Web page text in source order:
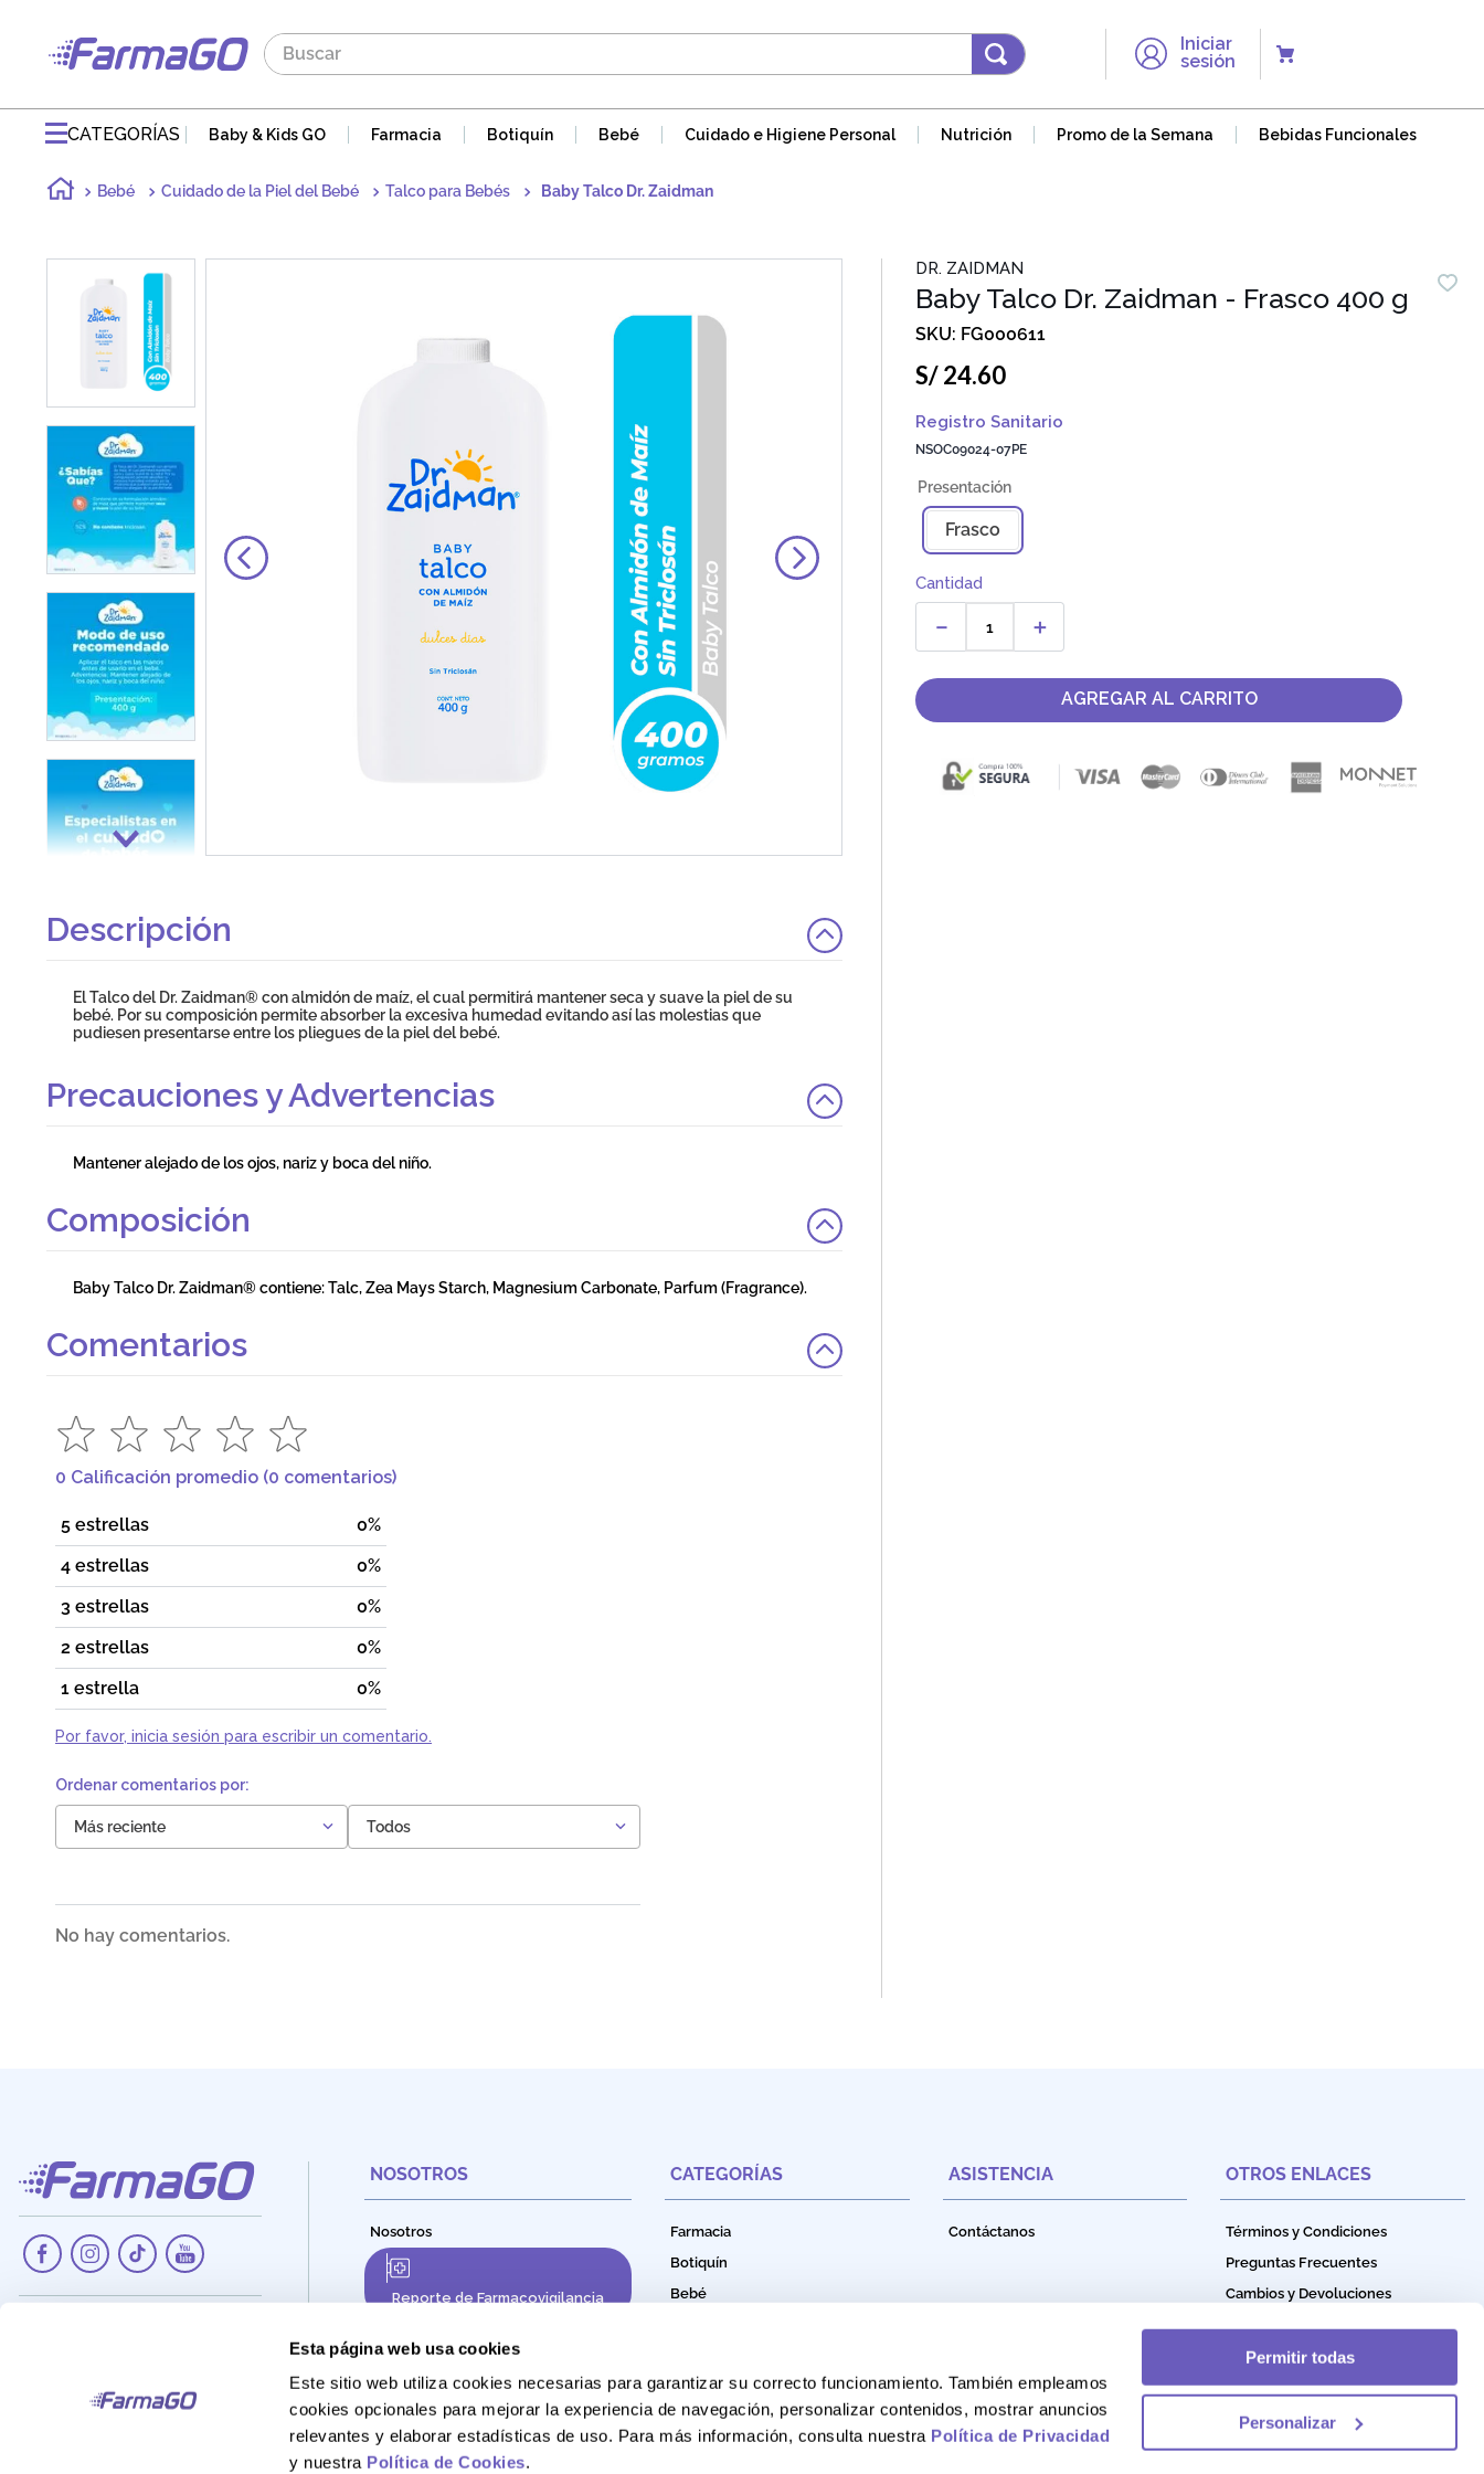
Esta página web usa cookies
Este sitio web utiliza cookies necesarias para garantizar su correcto funcionamiento. También empleamos
cookies opcionales para mejorar la experiencia de navegación, personalizar contenidos, mostrar anuncios
relevantes y elaborar estadísticas de uso. Para más información, consulta nuestra Política de Privacidad
y nuestra Política de Cookies.
Permitir todas
Personalizar
Buscar
Iniciar
sesión
CATEGORÍAS Baby & Kids GO Farmacia Botiquín Bebé Cuidado e Higiene Personal Nutrición Promo de la Semana Bebidas Funcionales
Bebé Cuidado de la Piel del Bebé Talco para Bebés Baby Talco Dr. Zaidman
Descripción
El Talco del Dr. Zaidman® con almidón de maíz, el cual permitirá mantener seca y suave la piel de su
bebé. Por su composición permite absorber la excesiva humedad evitando así las molestias que
pudiesen presentarse entre los pliegues de la piel del bebé.
Precauciones y Advertencias
Mantener alejado de los ojos, nariz y boca del niño.
Composición
Baby Talco Dr. Zaidman® contiene: Talc, Zea Mays Starch, Magnesium Carbonate, Parfum (Fragrance).
Comentarios
0 Calificación promedio (0 comentarios)
5 estrellas
0%
4 estrellas
0%
3 estrellas
0%
2 estrellas
0%
1 estrella
0%
Por favor, inicia sesión para escribir un comentario.
Más reciente Todos
No hay comentarios.
DR. ZAIDMAN
Baby Talco Dr. Zaidman - Frasco 400 g
FG000611
S/24.60
Registro Sanitario
NSOC09024-07PE
Frasco
Cantidad
＋
－
AGREGAR AL CARRITO
Teléfono:
NOSOTROS
Nosotros
Reporte de Farmacovigilancia
CATEGORÍAS
Farmacia
Botiquín
Bebé
Productos Naturales
Bebidas Funcionales
ASISTENCIA
Contáctanos
OTROS ENLACES
Términos y Condiciones
Preguntas Frecuentes
Cambios y Devoluciones
Política de Garantía
Política de Cookies
1.
maddre
6.
acnomel
mucovit
8.
doloral
electrolight
10. nutribén